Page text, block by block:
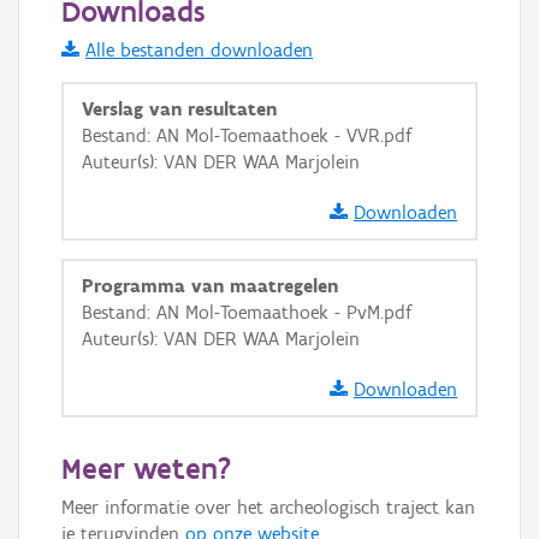
Informatie Vlaanderen
i
+ −
Basis Lagen
GRB-Basiskaart
GRB-Basiskaart in grijswaarden
Downloads
Alle bestanden downloaden
Verslag van resultaten
Bestand: AN Mol-Toemaathoek - VVR.pdf
Auteur(s): VAN DER WAA Marjolein
Downloaden
Programma van maatregelen
Bestand: AN Mol-Toemaathoek - PvM.pdf
Auteur(s): VAN DER WAA Marjolein
Downloaden
Meer weten?
Meer informatie over het archeologisch traject kan
je terugvinden op onze website